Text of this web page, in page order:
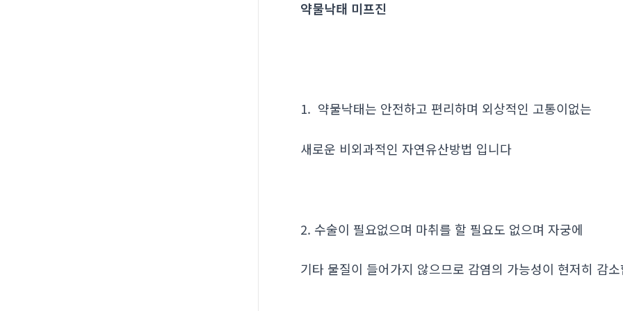
약물낙태 미프진
1. 약물낙태는 안전하고 편리하며 외상적인 고통이없는
새로운 비외과적인 자연유산방법 입니다
2. 수술이 필요없으며 마취를 할 필요도 없으며 자궁에
기타 물질이 들어가지 않으므로 감염의 가능성이 현저히 감